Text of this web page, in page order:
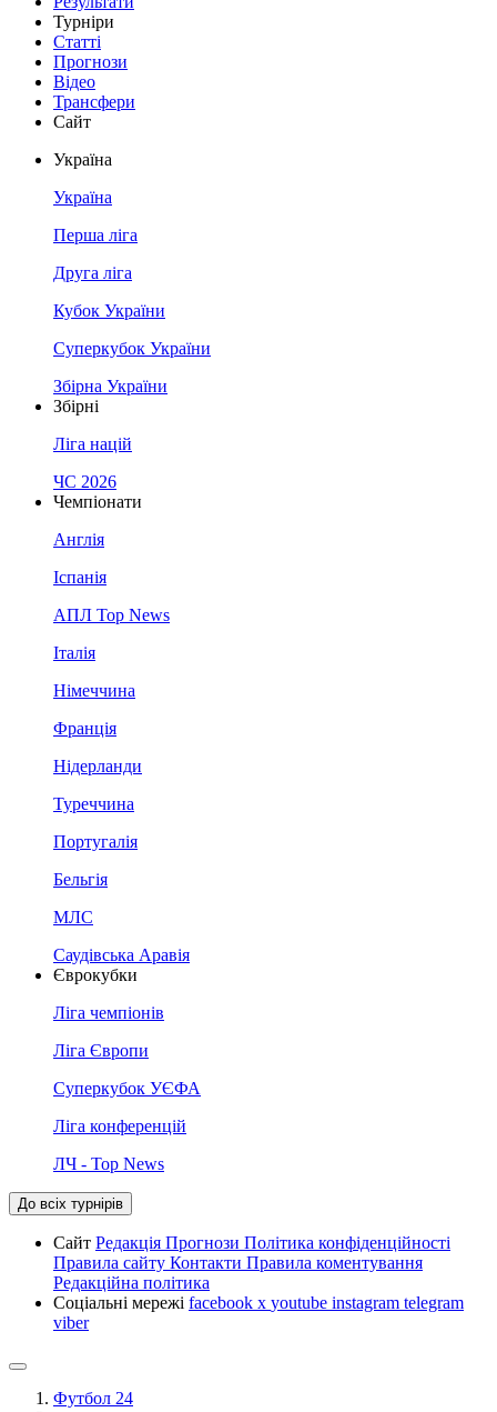
Турніри
Статті
Прогнози
Відео
Трансфери
Сайт
Україна
Україна
Перша ліга
Друга ліга
Кубок України
Суперкубок України
Збірна України
Збірні
Ліга націй
ЧС 2026
Чемпіонати
Англія
Іспанія
АПЛ Top News
Італія
Німеччина
Франція
Нідерланди
Туреччина
Португалія
Бельгія
МЛС
Саудівська Аравія
Єврокубки
Ліга чемпіонів
Ліга Європи
Суперкубок УЄФА
Ліга конференцій
ЛЧ - Top News
До всіх турнірів
Сайт Редакція Прогнози Політика конфіденційності
Правила сайту Контакти Правила коментування
Редакційна політика
Соціальні мережі facebook x youtube instagram telegram
viber
Футбол 24